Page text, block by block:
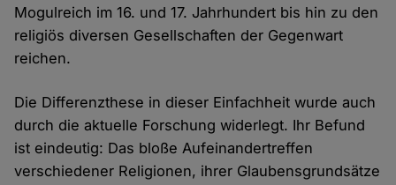
Mogulreich im 16. und 17. Jahrhundert bis hin zu den
religiös diversen Gesellschaften der Gegenwart
reichen.
Die Differenzthese in dieser Einfachheit wurde auch
durch die aktuelle Forschung widerlegt. Ihr Befund
ist eindeutig: Das bloße Aufeinandertreffen
verschiedener Religionen, ihrer Glaubensgrundsätze